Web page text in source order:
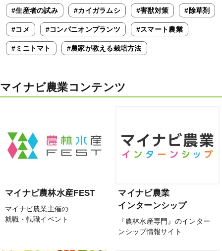
#生産者の試み #カイガラムシ #害獣対策 #除草剤
#コメ #コンパニオンプランツ #スマート農業
#ミニトマト #農家が教える栽培方法
マイナビ農業コンテンツ
マイナビ農林水産FEST
マイナビ農業主催の
就職・転職イベント
マイナビ農業
インターンシップ
『農林水産専門』のインター
ンシップ情報サイト